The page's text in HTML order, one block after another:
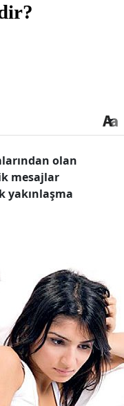
olan
mesajlar
yakınlaşma